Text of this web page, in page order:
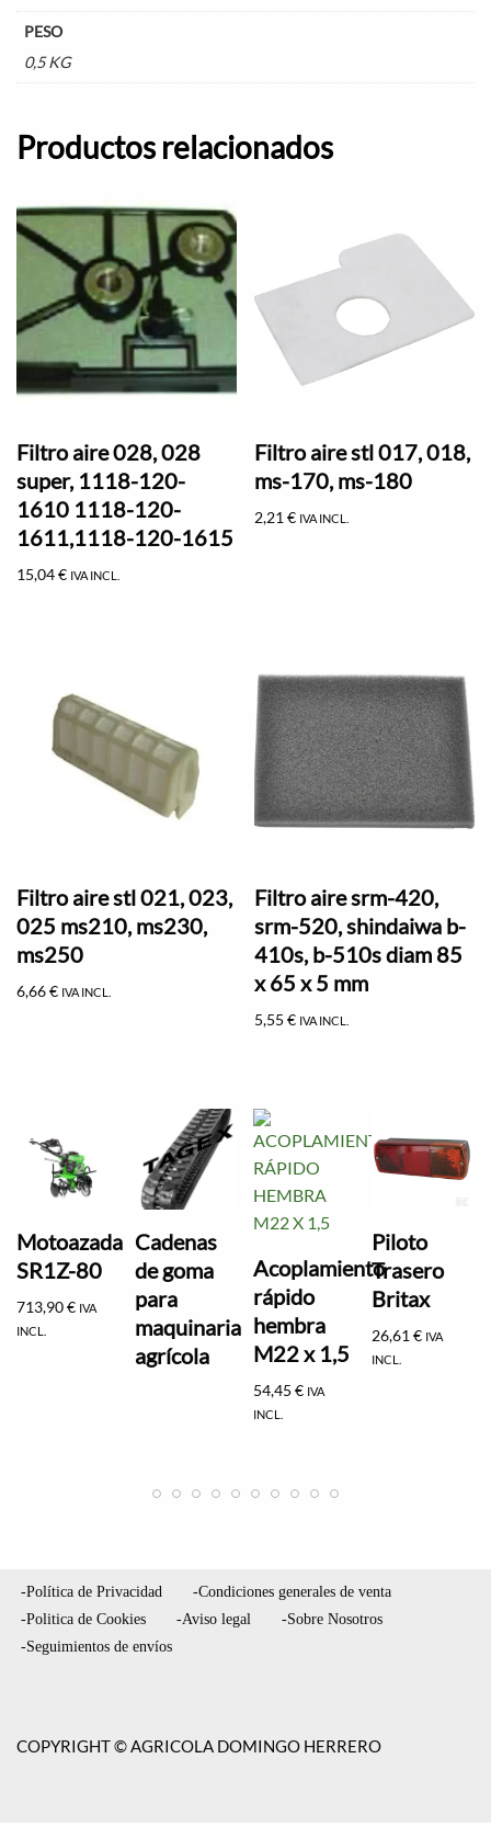
PESO
0,5 KG
Productos relacionados
Filtro aire 028, 028
super, 1118-120-
1610 1118-120-
1611,1118-120-1615
15,04€ IVA INCL.
Filtro aire stl 017, 018,
ms-170, ms-180
2,21€ IVA INCL.
Filtro aire stl 021, 023,
025 ms210, ms230,
ms250
6,66€ IVA INCL.
Filtro aire srm-420,
srm-520, shindaiwa b-
410s, b-510s diam 85
x 65 x 5 mm
5,55€ IVA INCL.
Motoazada
SR1Z-80
713,90€ IVA
INCL.
Cadenas
de goma
para
maquinaria
agrícola
Acoplamiento
rápido
hembra
M22 x 1,5
54,45€ IVA
INCL.
Piloto
Trasero
Britax
26,61€ IVA
INCL.
-Política de Privacidad
-Condiciones generales de venta
-Politica de Cookies
-Aviso legal
-Sobre Nosotros
-Seguimientos de envíos
COPYRIGHT © AGRICOLA DOMINGO HERRERO